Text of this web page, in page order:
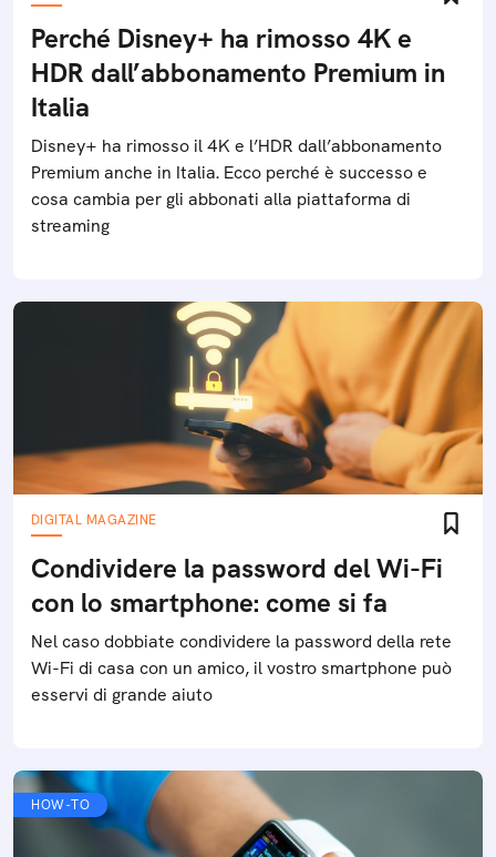
Perché Disney+ ha rimosso 4K e
HDR dall’abbonamento Premium in
Italia
Disney+ ha rimosso il 4K e l’HDR dall’abbonamento
Premium anche in Italia. Ecco perché è successo e
cosa cambia per gli abbonati alla piattaforma di
streaming
DIGITAL MAGAZINE
Condividere la password del Wi-Fi
con lo smartphone: come si fa
Nel caso dobbiate condividere la password della rete
Wi-Fi di casa con un amico, il vostro smartphone può
esservi di grande aiuto
HOW-TO